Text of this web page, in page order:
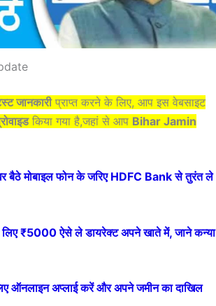
जानकारीप्राप्त करने के लिए, आप इस वेबसाइट
किया गया है,जहां से आप Bihar Jamin
मोबाइल फोन के जरिए HDFC Bank से तुरंत ले
₹5000 ऐसे ले डायरेक्ट अपने खाते में, जाने कन्या
अप्लाई करें और अपने जमीन का दाखिल